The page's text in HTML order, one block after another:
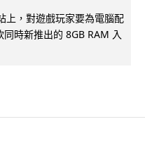
，對遊戲玩家要為電腦配
時新推出的 8GB RAM 入